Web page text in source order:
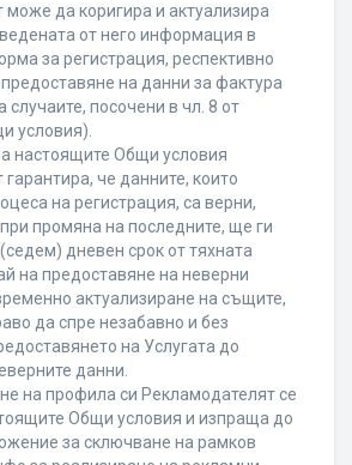
може да коригира и актуализира
от него информация в
за регистрация, респективно
на данни за фактура
случаите, посочени в чл. 8 от
условия).
настоящите Общи условия
че данните, които
на регистрация, са верни,
промяна на последните, ще ги
дневен срок от тяхната
на предоставяне на неверни
актуализиране на същите,
да спре незабавно и без
на Услугата до
данни.
на профила си Рекламодателят се
Общи условия и изпраща до
за сключване на рамков